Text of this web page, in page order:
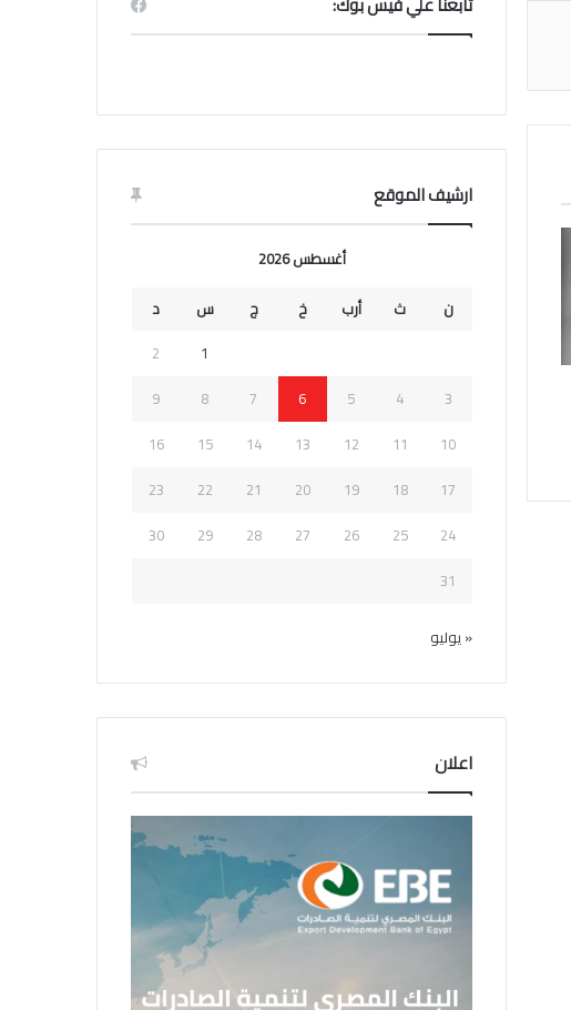
ارشيف الموقع
أغسطس 2026
ن
ث أرب خ ج س
د
1
2
3
4
5
6
7
8
9
10
11
12
13
14
15
16
17
18
19
20
21
22
23
24
25
26
27
28
29
30
31
« يوليو
اعلان